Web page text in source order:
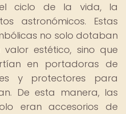
ciclo de la vida, la
astronómicos. Estas
no solo dotaban
estético, sino que
en portadoras de
y protectores para
De esta manera, las
eran accesorios de